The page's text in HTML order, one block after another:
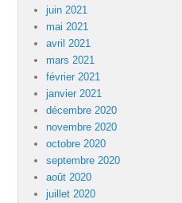
juin 2021
mai 2021
avril 2021
mars 2021
février 2021
janvier 2021
décembre 2020
novembre 2020
octobre 2020
septembre 2020
août 2020
juillet 2020